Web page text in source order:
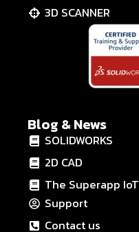
3D SCANNER
Blog & News
SOLIDWORKS
2D CAD
The Superapp IoT
Support
Contact us